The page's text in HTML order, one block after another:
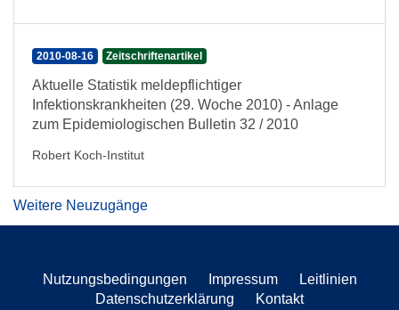
2010-08-16 Zeitschriftenartikel
Aktuelle Statistik meldepflichtiger
Infektionskrankheiten (29. Woche 2010) - Anlage
zum Epidemiologischen Bulletin 32 / 2010
Robert Koch-Institut
Weitere Neuzugänge
Nutzungsbedingungen Impressum
Leitlinien
Datenschutzerklärung
Kontakt